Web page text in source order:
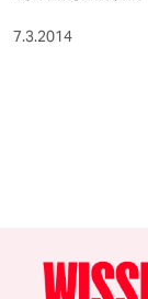
7.3.2014